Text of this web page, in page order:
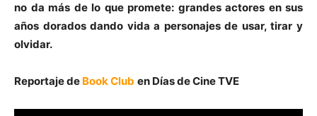
no da más de lo que promete: grandes actores en sus
años dorados dando vida a personajes de usar, tirar y
olvidar.
Reportaje de Book Club en Días de Cine TVE